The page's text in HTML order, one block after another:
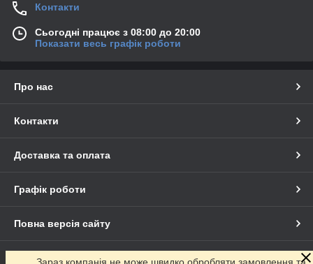
Контакти
Сьогодні працює з 08:00 до 20:00
Показати весь графік роботи
Про нас
Контакти
Доставка та оплата
Графік роботи
Повна версія сайту
Сайт створено на маркетплейсі Prom.ua